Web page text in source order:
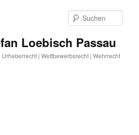
Loebisch Passau
Urheberrecht | Wettbewerbsrecht | Wehrrecht